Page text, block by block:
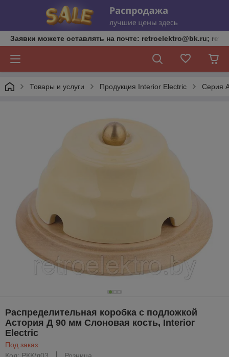
Заявки можете оставлять на почте: retroelektro@bk.ru;
Товары и услуги Продукция Interior Electric Серия
Распределительная коробка с подложкой
Астория Д 90 мм Слоновая кость, Interior
Electric
Под заказ
Код: РКК/л03
Розница